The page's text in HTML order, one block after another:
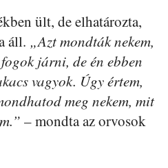
ült, de elhatározta,
áll. „Azt mondták nekem,
járni, de én ebben
vagyok. Úgy értem,
meg nekem, mit
– mondta az orvosok